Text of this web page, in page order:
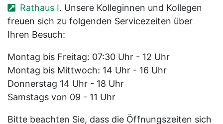
Rathaus I. Unsere Kolleginnen und Kollegen
freuen sich zu folgenden Servicezeiten über
Ihren Besuch:
Montag bis Freitag: 07:30 Uhr - 12 Uhr
Montag bis Mittwoch: 14 Uhr - 16 Uhr
Donnerstag 14 Uhr - 18 Uhr
Samstags von 09 - 11 Uhr
Bitte beachten Sie, dass die Öffnungszeiten sich